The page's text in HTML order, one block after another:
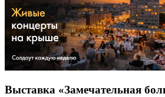
Выставка «Замечательная